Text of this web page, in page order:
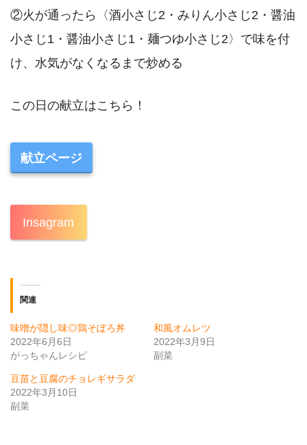
②火が通ったら〈酒小さじ2・みりん小さじ2・醤油
小さじ1・醤油小さじ1・麺つゆ小さじ2〉で味を付
け、水気がなくなるまで炒める
この日の献立はこちら！
献立ページ
Insagram
関連
味噌が隠し味◎鶏そぼろ丼
2022年6月6日
がっちゃんレシピ
和風オムレツ
2022年3月9日
副菜
豆苗と豆腐のチョレギサラダ
2022年3月10日
副菜